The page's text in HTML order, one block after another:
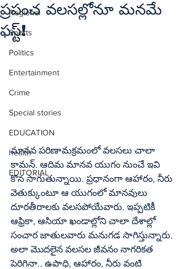
Regional
Sports
Politics
Entertainment
Crime
Special stories
EDUCATION
health
EDITORIAL
ప్రపంచ వలసల్లోనూ మనమే
ఫస్ట్‌!
మానవ పరిణామక్రమంలో వలసలు చాలా
కామన్‌. ఆదిమ మానవ యుగం నుంచే ఇవి
కొన సాగుతున్నాయి. ప్రధానంగా ఆహారం, నీరు
వెతుక్కుంటూ ఆ యుగంలో మానవులు
దూరతీరాలకు వలసపోయేవారు. ఇప్పటికీ
ఆఫ్రికా, ఆసియా ఖండాల్లోని చాలా దేశాల్లో
సంచార జాతులవారు మనుగడ సాగిస్తున్నారు.
అలా మొదలైన వలసల జీవనం నాగరికత
పెరిగినా.. ఉపాధి, ఆహారం, నీరు వంటి